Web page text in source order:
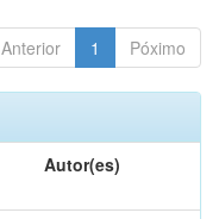
Anterior 1 Póximo
Autor(es)